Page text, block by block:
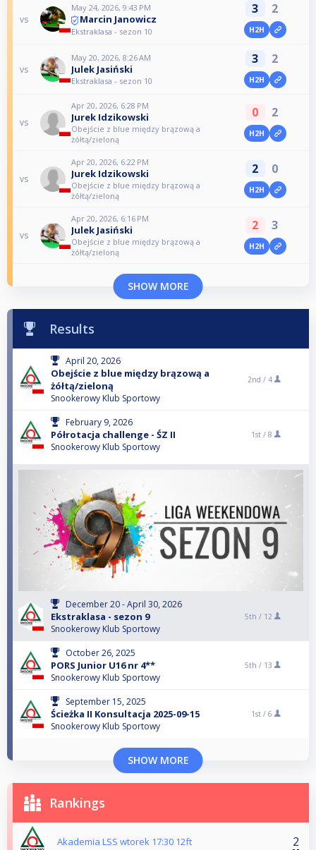
vs
May 24, 2026, 9:43 PM
Marcin Janowicz
Ekstraklasa - sezon 10
3 2
H2H
vs
May 20, 2026, 8:26 AM
Julek Jasiński
Ekstraklasa - sezon 10
3 2
H2H
vs
Apr 20, 2026, 6:28 PM
Jurek Idzikowski
Obejście z blue między brązową a
żółtą/zieloną
0 2
H2H
vs
Apr 20, 2026, 6:22 PM
Jurek Idzikowski
Obejście z blue między brązową a
żółtą/zieloną
2 0
H2H
vs
Apr 20, 2026, 6:16 PM
Julek Jasiński
Obejście z blue między brązową a
żółtą/zieloną
2 3
H2H
SHOW MORE
Results
April 20, 2026
Obejście z blue między brązową a
żółtą/zieloną
Snookerowy Klub Sportowy
2nd / 4
February 9, 2026
Półrotacja challenge - ŚZ II
Snookerowy Klub Sportowy
1st / 8
December 20 - April 30, 2026
Ekstraklasa - sezon 9
Snookerowy Klub Sportowy
5th / 12
October 26, 2025
PORS Junior U16 nr 4**
Snookerowy Klub Sportowy
5th / 13
September 15, 2025
Ścieżka II Konsultacja 2025-09-15
Snookerowy Klub Sportowy
1st / 6
SHOW MORE
Rankings
Akademia LSS wtorek 17:30 12ft 2